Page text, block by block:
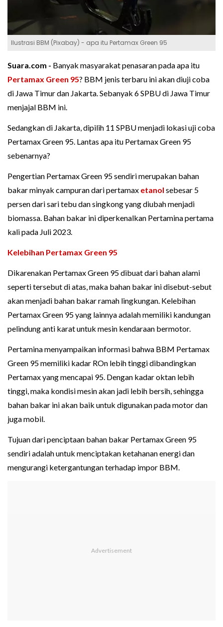
Ilustrasi BBM (Pixabay) - apa itu Pertamax Green 95
Suara.com - Banyak masyarakat penasaran pada apa itu
Pertamax Green 95? BBM jenis terbaru ini akan diuji coba
di Jawa Timur dan Jakarta. Sebanyak 6 SPBU di Jawa Timur
menjajal BBM ini.
Sedangkan di Jakarta, dipilih 11 SPBU menjadi lokasi uji coba
Pertamax Green 95. Lantas apa itu Pertamax Green 95
sebenarnya?
Pengertian Pertamax Green 95 sendiri merupakan bahan
bakar minyak campuran dari pertamax etanol sebesar 5
persen dari sari tebu dan singkong yang diubah menjadi
biomassa. Bahan bakar ini diperkenalkan Pertamina pertama
kali pada Juli 2023.
Kelebihan Pertamax Green 95
Dikarenakan Pertamax Green 95 dibuat dari bahan alami
seperti tersebut di atas, maka bahan bakar ini disebut-sebut
akan menjadi bahan bakar ramah lingkungan. Kelebihan
Pertamax Green 95 yang lainnya adalah memiliki kandungan
pelindung anti karat untuk mesin kendaraan bermotor.
Pertamina menyampaikan informasi bahwa BBM Pertamax
Green 95 memiliki kadar ROn lebih tinggi dibandingkan
Pertamax yang mencapai 95. Dengan kadar oktan lebih
tinggi, maka kondisi mesin akan jadi lebih bersih, sehingga
bahan bakar ini akan baik untuk digunakan pada motor dan
juga mobil.
Tujuan dari penciptaan bahan bakar Pertamax Green 95
sendiri adalah untuk menciptakan ketahanan energi dan
mengurangi ketergantungan terhadap impor BBM.